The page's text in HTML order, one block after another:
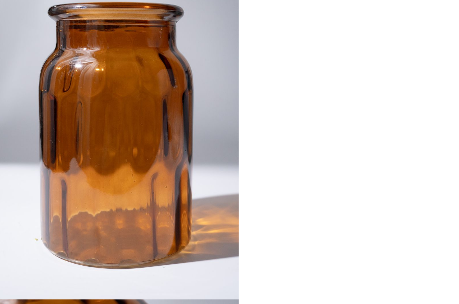
Q. 注文後にキャンセルできますか？
ご注文後一定時間内であればキャンセル可能です。